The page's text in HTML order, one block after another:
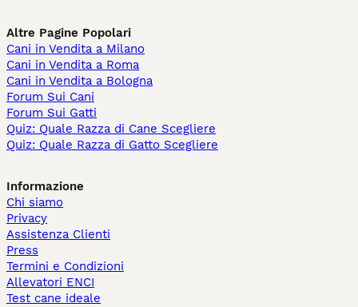
Altre Pagine Popolari
Cani in Vendita a Milano
Cani in Vendita a Roma
Cani in Vendita a Bologna
Forum Sui Cani
Forum Sui Gatti
Quiz: Quale Razza di Cane Scegliere
Quiz: Quale Razza di Gatto Scegliere
Informazione
Chi siamo
Privacy
Assistenza Clienti
Press
Termini e Condizioni
Allevatori ENCI
Test cane ideale